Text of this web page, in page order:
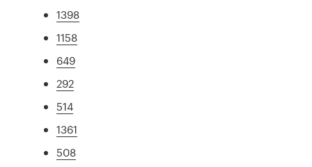
1398
1158
649
292
514
1361
508